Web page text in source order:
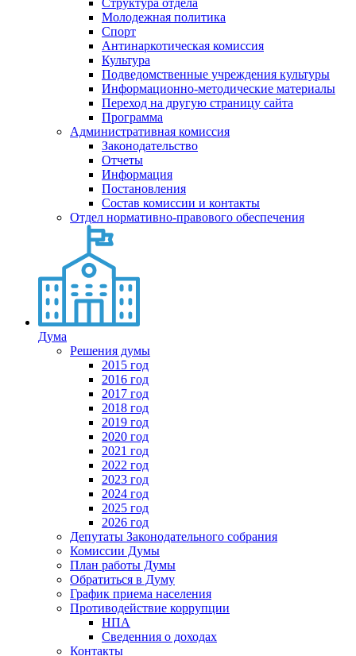
Структура отдела
Молодежная политика
Спорт
Антинаркотическая комиссия
Культура
Подведомственные учреждения культуры
Информационно-методические материалы
Переход на другую страницу сайта
Программа
Административная комиссия
Законодательство
Отчеты
Информация
Постановления
Состав комиссии и контакты
Отдел нормативно-правового обеспечения
Дума
Решения думы
2015 год
2016 год
2017 год
2018 год
2019 год
2020 год
2021 год
2022 год
2023 год
2024 год
2025 год
2026 год
Депутаты Законодательного собрания
Комиссии Думы
План работы Думы
Обратиться в Думу
График приема населения
Противодействие коррупции
НПА
Сведенния о доходах
Контакты